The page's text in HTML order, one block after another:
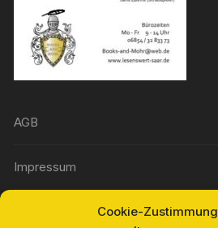
Cookie-Zustimmung
AGB
Impressum
Widerrufsbelehrung